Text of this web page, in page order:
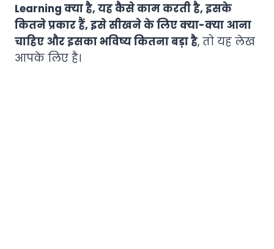
Learning क्या है, यह कैसे काम करती है, इसके
कितने प्रकार हैं, इसे सीखने के लिए क्या-क्या आना
चाहिए और इसका भविष्य कितना बड़ा है, तो यह लेख
आपके लिए है।